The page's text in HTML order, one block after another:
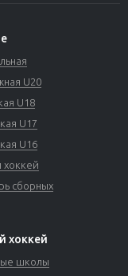
U20
U18
U17
U16
хоккей
сборных
хоккей
школы